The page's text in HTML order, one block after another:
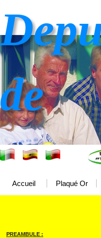
Accueil Plaqué Or
de
PREAMBULE :